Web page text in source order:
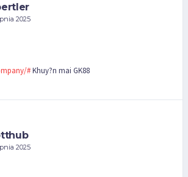
2025
#Khuy?n mai GK88
2025